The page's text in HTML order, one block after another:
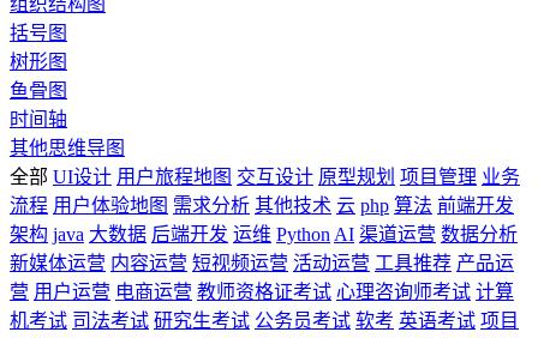
组织结构图
括号图
树形图
鱼骨图
时间轴
其他思维导图
全部 UI设计 用户旅程地图 交互设计 原型规划 项目管理 业务
流程 用户体验地图 需求分析 其他技术 云 php 算法 前端开发
架构 java 大数据 后端开发 运维 Python AI 渠道运营 数据分析
新媒体运营 内容运营 短视频运营 活动运营 工具推荐 产品运
营 用户运营 电商运营 教师资格证考试 心理咨询师考试 计算
机考试 司法考试 研究生考试 公务员考试 软考 英语考试 项目